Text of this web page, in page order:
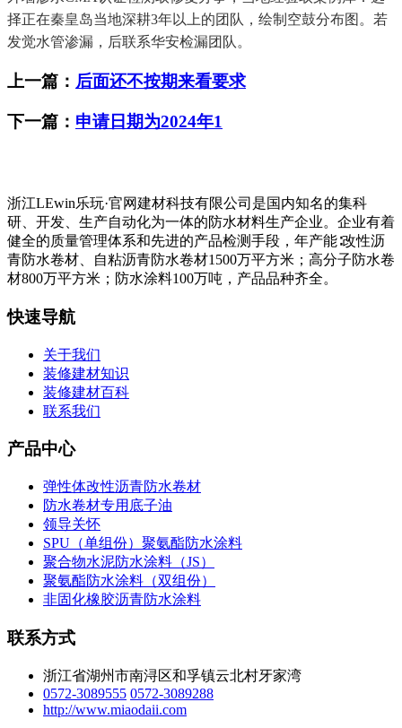
择正在秦皇岛当地深耕3年以上的团队，绘制空鼓分布图。若
发觉水管渗漏，后联系华安检漏团队。
上一篇： 后面还不按期来看要求
下一篇： 申请日期为2024年1
浙江LEwin乐玩·官网建材科技有限公司是国内知名的集科
研、开发、生产自动化为一体的防水材料生产企业。企业有着
健全的质量管理体系和先进的产品检测手段，年产能∶改性沥
青防水卷材、自粘沥青防水卷材1500万平方米；高分子防水卷
材800万平方米；防水涂料100万吨，产品品种齐全。
快速导航
关于我们
装修建材知识
装修建材百科
联系我们
产品中心
弹性体改性沥青防水卷材
防水卷材专用底子油
领导关怀
SPU（单组份）聚氨酯防水涂料
聚合物水泥防水涂料（JS）
聚氨酯防水涂料（双组份）
非固化橡胶沥青防水涂料
联系方式
浙江省湖州市南浔区和孚镇云北村牙家湾
0572-3089555 0572-3089288
http://www.miaodaii.com